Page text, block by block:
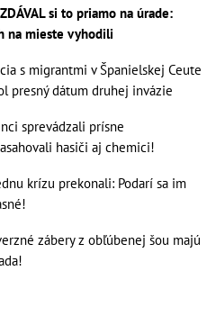
si to priamo na úrade:
na mieste vyhodili
s migrantmi v Španielskej Ceute
presný dátum druhej invázie
sprevádzali prísne
hasiči aj chemici!
krízu prekonali: Podarí sa im
zábery z obľúbenej šou majú